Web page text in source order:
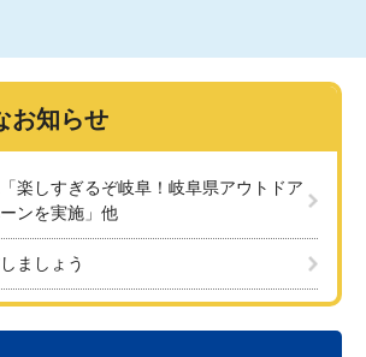
お知らせ
楽しすぎるぞ岐阜！岐阜県アウトドア
ンを実施」他
ましょう